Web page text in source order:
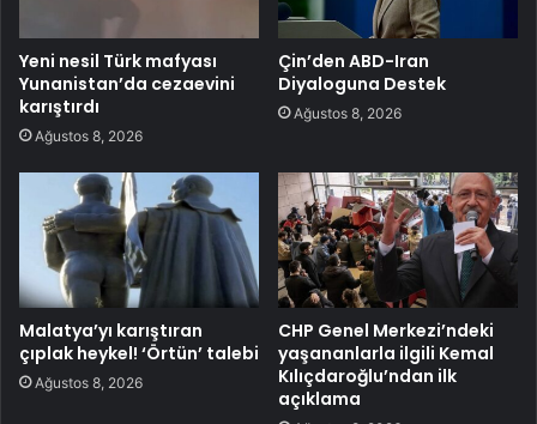
Yeni nesil Türk mafyası
Yunanistan’da cezaevini
karıştırdı
Ağustos 8, 2026
Çin’den ABD-Iran
Diyaloguna Destek
Ağustos 8, 2026
Malatya’yı karıştıran
çıplak heykel! ‘Örtün’ talebi
Ağustos 8, 2026
CHP Genel Merkezi’ndeki
yaşananlarla ilgili Kemal
Kılıçdaroğlu’ndan ilk
açıklama